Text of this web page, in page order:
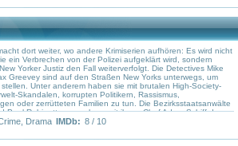
dort weiter, wo andere Krimiserien aufhören: Es wird nicht
ein Verbrechen von der Polizei aufgeklärt wird, sondern
Yorker Justiz den Fall weiterverfolgt. Die Detectives Mike
Greevey sind auf den Straßen New Yorks unterwegs, um
Unter anderem haben sie mit brutalen High-Society-
Skandalen, korrupten Politikern, Rassismus,
oder zerrütteten Familien zu tun. Die Bezirksstaatsanwälte
Paul Robinette versuchen, mit ihrem Chef Adam Schiff den
überführen und zu verurteilen. In kniffliger Kleinarbeit wird
Drama IMDb: 8 / 10